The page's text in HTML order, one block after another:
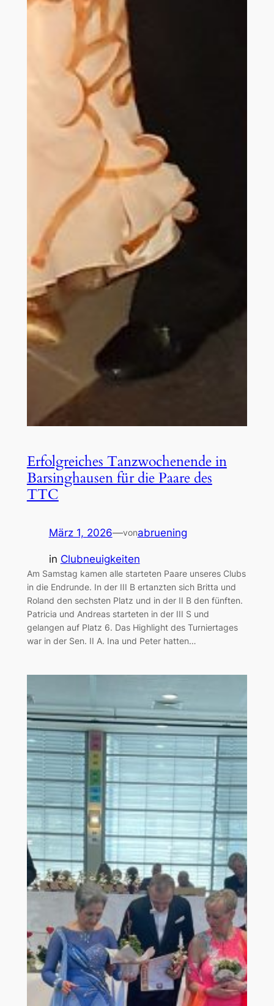
Erfolgreiches Tanzwochenende in
Barsinghausen für die Paare des
TTC
März 1, 2026—vonabruening
in Clubneuigkeiten
Am Samstag kamen alle starteten Paare unseres Clubs
in die Endrunde. In der III B ertanzten sich Britta und
Roland den sechsten Platz und in der II B den fünften.
Patricia und Andreas starteten in der III S und
gelangen auf Platz 6. Das Highlight des Turniertages
war in der Sen. II A. Ina und Peter hatten…